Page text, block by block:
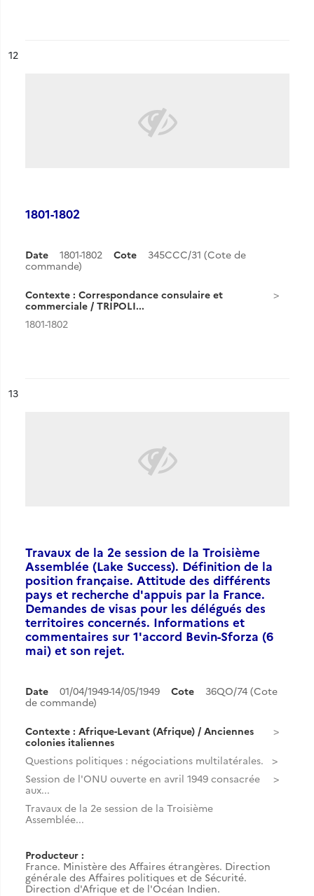
n°
12
1801-1802
Date 1801-1802 Cote
345CCC/31 (Cote de
commande)
Contexte : Correspondance consulaire et
commerciale / TRIPOLI...
1801-1802
n°
13
Travaux de la 2e session de la Troisième
Assemblée (Lake Success). Définition de la
position française. Attitude des différents
pays et recherche d'appuis par la France.
Demandes de visas pour les délégués des
territoires concernés. Informations et
commentaires sur 1'accord Bevin-Sforza (6
mai) et son rejet.
Date 01/04/1949-14/05/1949 Cote
36QO/74 (Cote
de commande)
Contexte : Afrique-Levant (Afrique) / Anciennes
colonies italiennes
Questions politiques : négociations multilatérales.
Session de l'ONU ouverte en avril 1949 consacrée
aux...
Travaux de la 2e session de la Troisième
Assemblée...
Producteur :
France. Ministère des Affaires étrangères. Direction
générale des Affaires politiques et de Sécurité.
Direction d'Afrique et de l'Océan Indien.